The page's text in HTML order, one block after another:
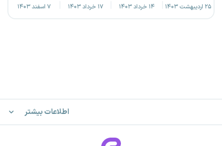
۲۵ اردیبهشت ۱۴۰۳ ۱۴ خرداد ۱۴۰۳ ۱۷ خرداد ۱۴۰۳ ۷ اسفند ۱۴۰۳
اطلاعات بیشتر